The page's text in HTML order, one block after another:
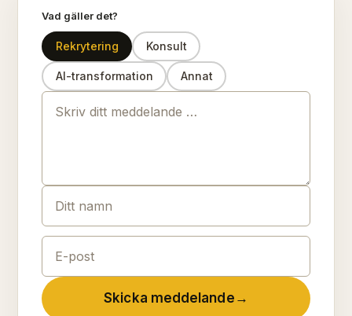
Vad gäller det?
Rekrytering Konsult
AI-transformation Annat
Skicka meddelande →